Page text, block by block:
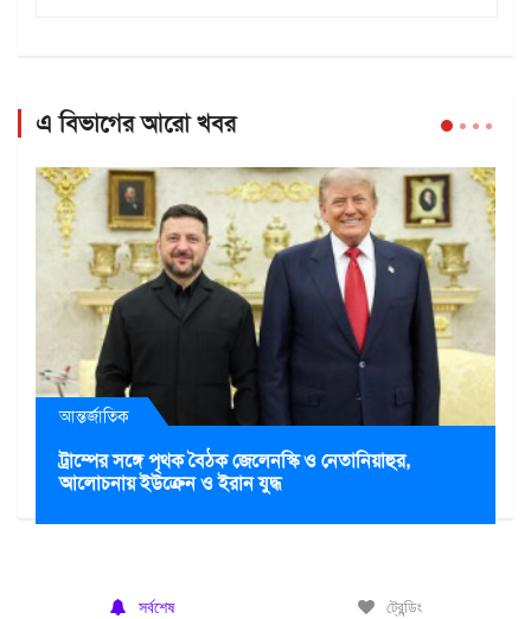
এ বিভাগের আরো খবর
আন্তর্জাতিক
ট্রাম্পের সঙ্গে পৃথক বৈঠক জেলেনস্কি ও নেতানিয়াহুর,
আলোচনায় ইউক্রেন ও ইরান যুদ্ধ
সর্বশেষ ট্রেন্ডিং